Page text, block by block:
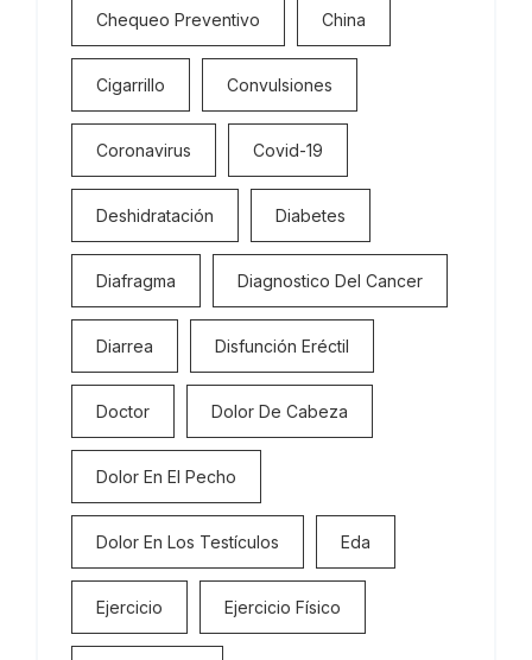
Chequeo Preventivo China
Cigarrillo Convulsiones
Coronavirus Covid-19
Deshidratación Diabetes
Diafragma Diagnostico Del Cancer
Diarrea Disfunción Eréctil
Doctor Dolor De Cabeza
Dolor En El Pecho
Dolor En Los Testículos Eda
Ejercicio Ejercicio Físico